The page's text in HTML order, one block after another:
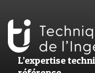
L’expertise